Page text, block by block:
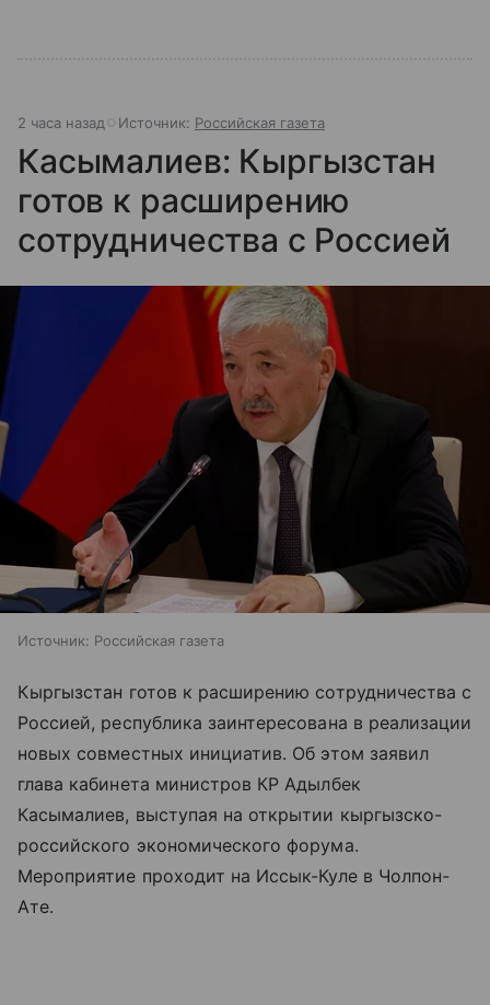
2 часа назад Источник: Российская газета
Касымалиев: Кыргызстан
готов к расширению
сотрудничества с Россией
Источник: Российская газета
Кыргызстан готов к расширению сотрудничества с
Россией, республика заинтересована в реализации
новых совместных инициатив. Об этом заявил
глава кабинета министров КР Адылбек
Касымалиев, выступая на открытии кыргызско-
российского экономического форума.
Мероприятие проходит на Иссык-Куле в Чолпон-
Ате.